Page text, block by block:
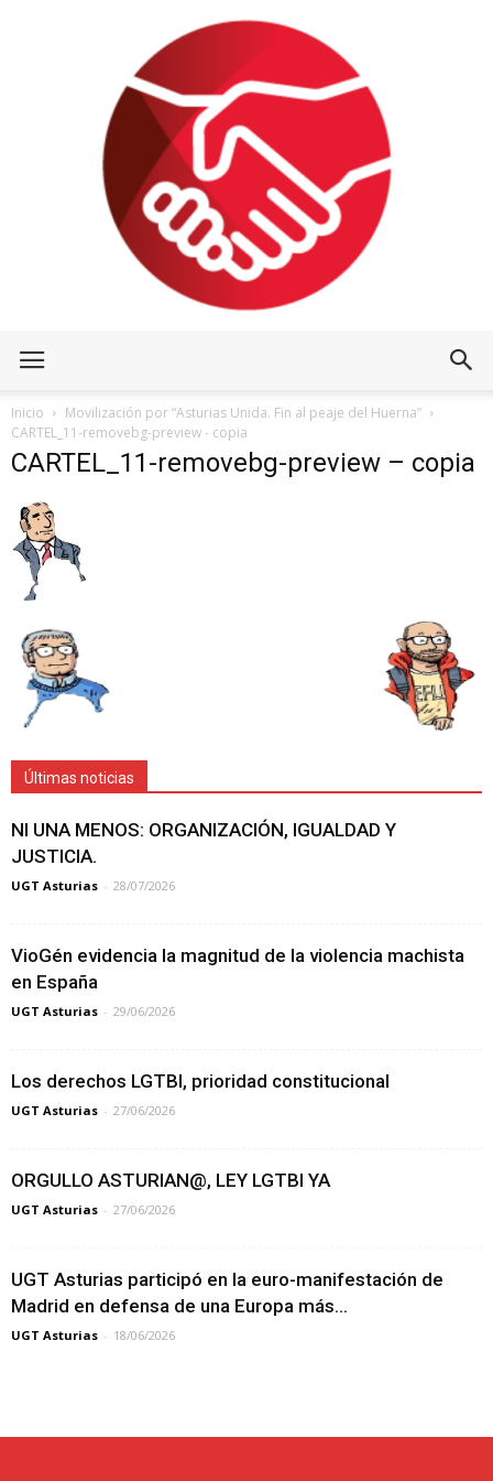
Inicio
Movilización por “Asturias Unida. Fin al peaje del Huerna”
CARTEL_11-removebg-preview - copia
CARTEL_11-removebg-preview – copia
Últimas noticias
NI UNA MENOS: ORGANIZACIÓN, IGUALDAD Y
JUSTICIA.
UGT Asturias - 28/07/2026
VioGén evidencia la magnitud de la violencia machista
en España
UGT Asturias - 29/06/2026
Los derechos LGTBI, prioridad constitucional
UGT Asturias - 27/06/2026
ORGULLO ASTURIAN@, LEY LGTBI YA
UGT Asturias - 27/06/2026
UGT Asturias participó en la euro-manifestación de
Madrid en defensa de una Europa más...
UGT Asturias - 18/06/2026